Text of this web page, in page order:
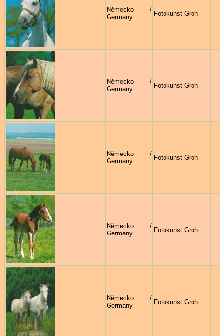
Německo /
Germany
Fotokunst Groh
Německo /
Germany
Fotokunst Groh
Německo /
Germany
Fotokunst Groh
Německo /
Germany
Fotokunst Groh
Německo /
Germany
Fotokunst Groh